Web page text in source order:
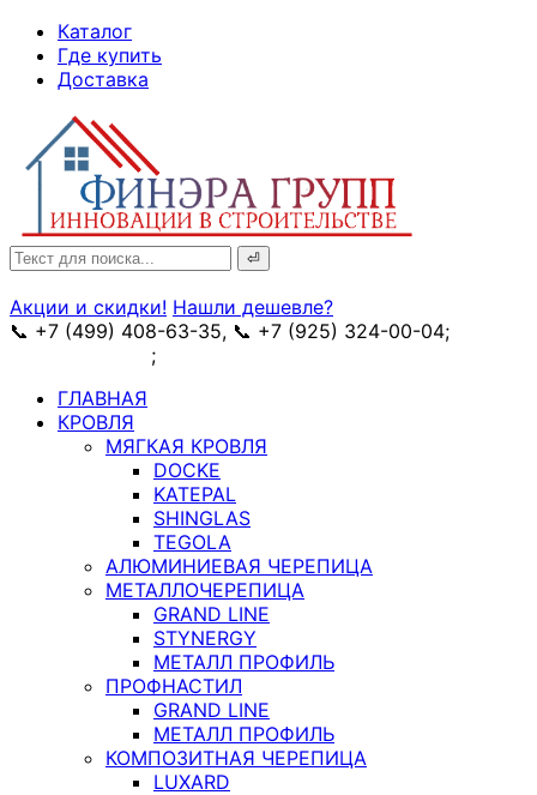
Skip
Content
Каталог
Где купить
Доставка
Search
for:
Акции и скидки! Нашли дешевле?
📞 +7 (499) 408-63-35, 📞 +7 (925) 324-00-04;
;
ГЛАВНАЯ
КРОВЛЯ
МЯГКАЯ КРОВЛЯ
DOCKE
KATEPAL
SHINGLAS
TEGOLA
АЛЮМИНИЕВАЯ ЧЕРЕПИЦА
МЕТАЛЛОЧЕРЕПИЦА
GRAND LINE
STYNERGY
МЕТАЛЛ ПРОФИЛЬ
ПРОФНАСТИЛ
GRAND LINE
МЕТАЛЛ ПРОФИЛЬ
КОМПОЗИТНАЯ ЧЕРЕПИЦА
LUXARD